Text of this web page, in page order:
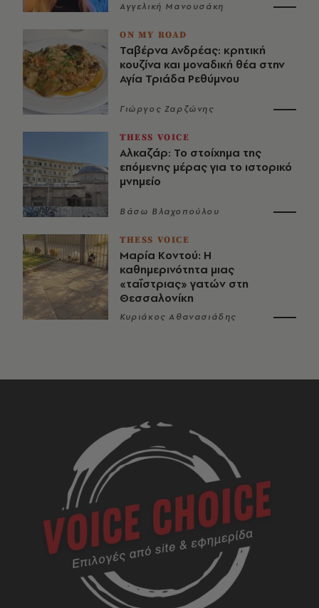
Αγγελική Μανουσάκη
ON MY ROAD
Ταβέρνα Ανδρέας: κρητική
κουζίνα και μοναδική θέα στην
Αγία Τριάδα Ρεθύμνου
Γιώργος Ζαρζώνης
THESS VOICE
Αλκαζάρ: Το στοίχημα της
επόμενης μέρας για το ιστορικό
μνημείο
Βάσω Βλαχοπούλου
THESS VOICE
Μαρία Κοντού: Η
καθημερινότητα μιας
«ταΐστριας» γατών στη
Θεσσαλονίκη
Κυριάκος Αθανασιάδης